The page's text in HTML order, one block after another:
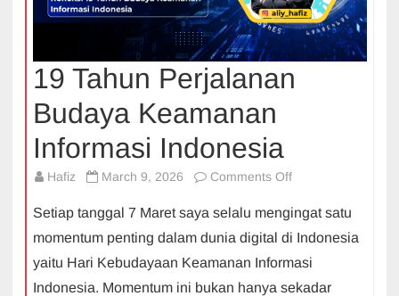
19 Tahun Perjalanan
Budaya Keamanan
Informasi Indonesia
Hafiz March 9, 2026 Comments Offon
Tahun
Perjalanan
Budaya
Keamanan
Setiap tanggal 7 Maret saya selalu mengingat satu
momentum penting dalam dunia digital di Indonesia
yaitu Hari Kebudayaan Keamanan Informasi
Indonesia. Momentum ini bukan hanya sekadar